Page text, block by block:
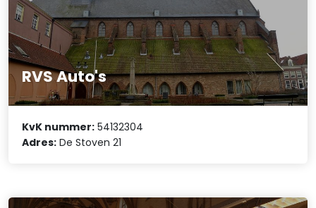
RVS Auto's
KvK nummer: 54132304
Adres: De Stoven 21